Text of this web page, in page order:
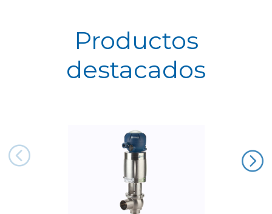
Productos
destacados